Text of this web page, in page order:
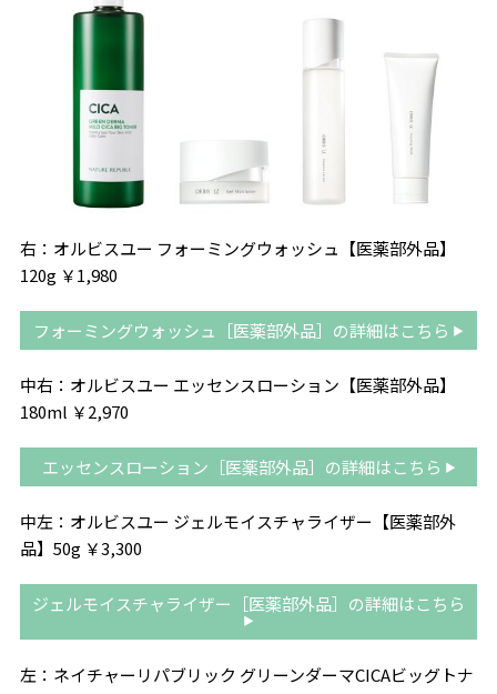
右：オルビスユー フォーミングウォッシュ【医薬部外品】
120g ￥1,980
フォーミングウォッシュ［医薬部外品］の詳細はこちら
中右：オルビスユー エッセンスローション【医薬部外品】
180ml ￥2,970
エッセンスローション［医薬部外品］の詳細はこちら
中左：オルビスユー ジェルモイスチャライザー【医薬部外
品】 50g ￥3,300
ジェルモイスチャライザー［医薬部外品］の詳細はこちら
左：ネイチャーリパブリック グリーンダーマCICAビッグトナ